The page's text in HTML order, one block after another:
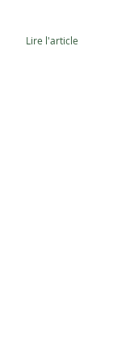
Lire l'article